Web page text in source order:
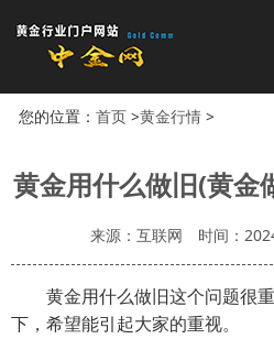
您的位置： 首页>黄金行情>
黄金用什么做旧(黄金
来源：互联网 时间：
黄金用什么做旧这个问题很
下，希望能引起大家的重视。